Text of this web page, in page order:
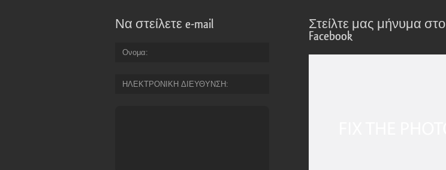
Να στείλετε e-mail
Ονομα
ΗΛΕΚΤΡΟΝΙΚΗ ΔΙΕΥΘΥΝΣΗ
Στείλτε μας μήνυμα στο
Facebook